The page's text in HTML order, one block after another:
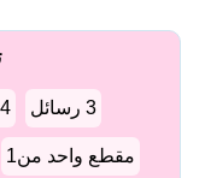
3 رسائل 4 رسائل
مقطع واحد من1